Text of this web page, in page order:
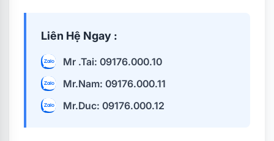
Liên Hệ Ngay :
Mr .Tai: 09176.000.10
Mr.Nam: 09176.000.11
Mr.Duc: 09176.000.12